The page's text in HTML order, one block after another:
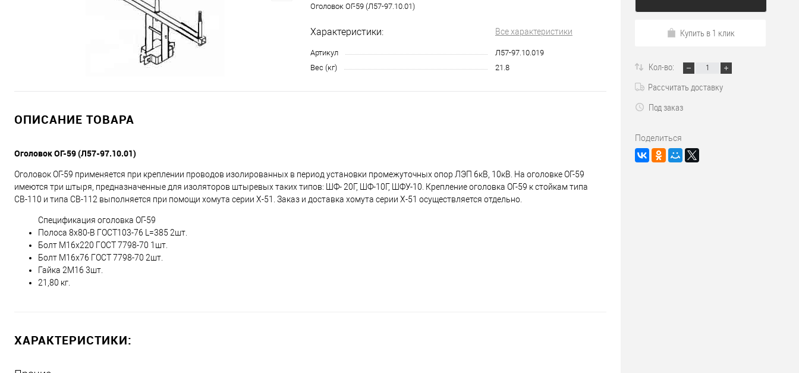
Оголовок ОГ-59 (Л57-97.10.01)
Характеристики: Все характеристики
Артикул
Л57-97.10.019
Вес (кг)
21.8
ОПИСАНИЕ ТОВАРА
Оголовок ОГ-59 (Л57-97.10.01)
Оголовок ОГ-59 применяется при креплении проводов изолированных в период установки промежуточных опор ЛЭП 6кВ, 10кВ. На оголовке ОГ-59
имеются три штыря, предназначенные для изоляторов штыревых таких типов: ШФ- 20Г, ШФ-10Г, ШФУ-10. Крепление оголовка ОГ-59 к стойкам типа
СВ-110 и типа СВ-112 выполняется при помощи хомута серии Х-51. Заказ и доставка хомута серии Х-51 осуществляется отдельно.
Спецификация оголовка ОГ-59
Полоса 8х80-В ГОСТ103-76 L=385 2шт.
Болт М16х220 ГОСТ 7798-70 1шт.
Болт М16х76 ГОСТ 7798-70 2шт.
Гайка 2М16 3шт.
21,80 кг.
ХАРАКТЕРИСТИКИ:
Купить в 1 клик
Кол-во:
Рассчитать доставку
Под заказ
Поделиться